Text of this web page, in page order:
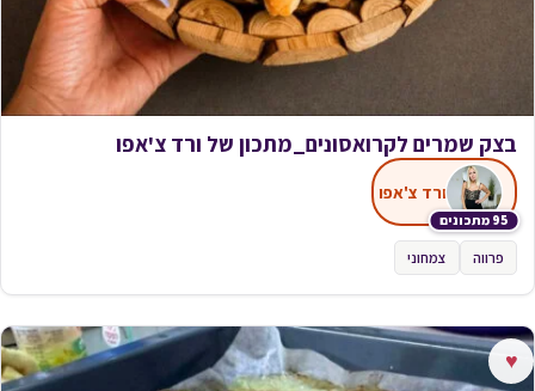
בצק שמרים לקרואסונים_מתכון של ורד צ'אפו
95 מתכונים
ורד צ'אפו
פרווה צמחוני
♥